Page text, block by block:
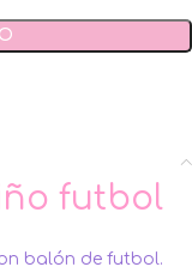
futbol
balón de futbol.